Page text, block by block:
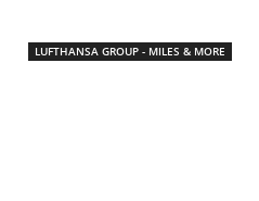
LUFTHANSA GROUP - MILES & MORE